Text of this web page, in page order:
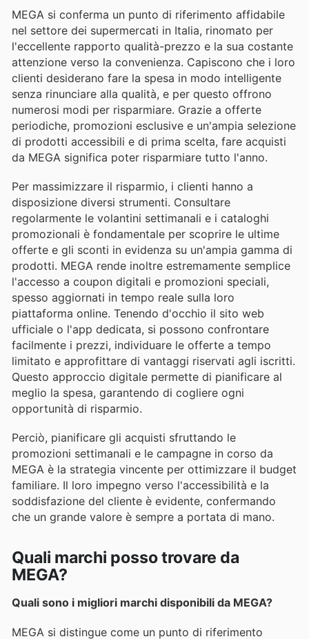
MEGA si conferma un punto di riferimento affidabile
nel settore dei supermercati in Italia, rinomato per
l'eccellente rapporto qualità-prezzo e la sua costante
attenzione verso la convenienza. Capiscono che i loro
clienti desiderano fare la spesa in modo intelligente
senza rinunciare alla qualità, e per questo offrono
numerosi modi per risparmiare. Grazie a offerte
periodiche, promozioni esclusive e un'ampia selezione
di prodotti accessibili e di prima scelta, fare acquisti
da MEGA significa poter risparmiare tutto l'anno.
Per massimizzare il risparmio, i clienti hanno a
disposizione diversi strumenti. Consultare
regolarmente le volantini settimanali e i cataloghi
promozionali è fondamentale per scoprire le ultime
offerte e gli sconti in evidenza su un'ampia gamma di
prodotti. MEGA rende inoltre estremamente semplice
l'accesso a coupon digitali e promozioni speciali,
spesso aggiornati in tempo reale sulla loro
piattaforma online. Tenendo d'occhio il sito web
ufficiale o l'app dedicata, si possono confrontare
facilmente i prezzi, individuare le offerte a tempo
limitato e approfittare di vantaggi riservati agli iscritti.
Questo approccio digitale permette di pianificare al
meglio la spesa, garantendo di cogliere ogni
opportunità di risparmio.
Perciò, pianificare gli acquisti sfruttando le
promozioni settimanali e le campagne in corso da
MEGA è la strategia vincente per ottimizzare il budget
familiare. Il loro impegno verso l'accessibilità e la
soddisfazione del cliente è evidente, confermando
che un grande valore è sempre a portata di mano.
Quali marchi posso trovare da
MEGA?
Quali sono i migliori marchi disponibili da MEGA?
MEGA si distingue come un punto di riferimento